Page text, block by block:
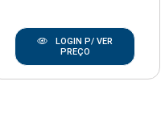
LOGIN P/ VER
PREÇO